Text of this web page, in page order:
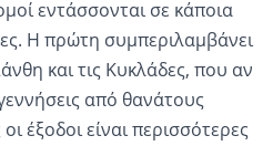
εντάσσονται σε κάποια
Η πρώτη συμπεριλαμβάνει
και τις Κυκλάδες, που αν
από θανάτους
έξοδοι είναι περισσότερες